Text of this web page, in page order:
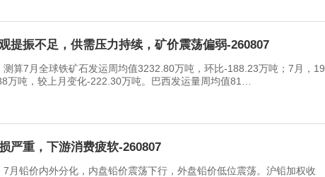
提振不足，供需压力持续，矿价震荡偏弱-260807
全球铁矿石发运周均值3232.80万吨，环比-188.23万吨；7月，19
万吨，较上月变化-222.30万吨。巴西发运量周均值81…
严重，下游消费疲软-260807
内外分化，内盘铅价震荡下行，外盘铅价低位震荡。沪铅加权收